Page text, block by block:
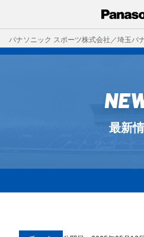
パナソニック スポーツ株式会社／埼玉パ
最新